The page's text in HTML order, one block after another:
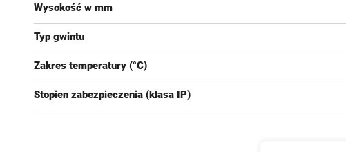
Wysokość w mm
Typ gwintu
Zakres temperatury (°C)
Stopien zabezpieczenia (klasa IP)